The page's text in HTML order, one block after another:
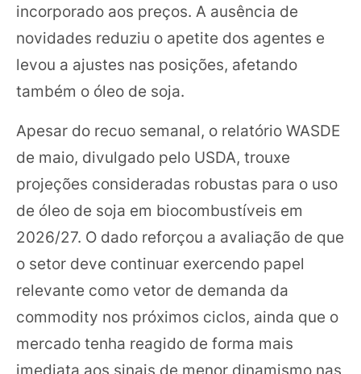
incorporado aos preços. A ausência de
novidades reduziu o apetite dos agentes e
levou a ajustes nas posições, afetando
também o óleo de soja.
Apesar do recuo semanal, o relatório WASDE
de maio, divulgado pelo USDA, trouxe
projeções consideradas robustas para o uso
de óleo de soja em biocombustíveis em
2026/27. O dado reforçou a avaliação de que
o setor deve continuar exercendo papel
relevante como vetor de demanda da
commodity nos próximos ciclos, ainda que o
mercado tenha reagido de forma mais
imediata aos sinais de menor dinamismo nas